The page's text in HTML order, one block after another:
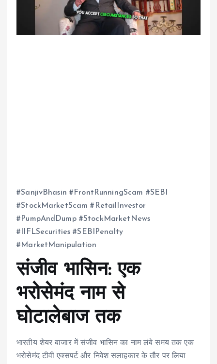
#SanjivBhasin #FrontRunningScam #SEBI
#StockMarketScam #RetailInvestor
#PumpAndDump #StockMarketNews
#IIFLSecurities #SEBIPenalty
#MarketManipulation
संजीव भासिन: एक
भरोसेमंद नाम से
घोटालेबाज तक
भारतीय शेयर बाजार में संजीव भासिन का नाम लंबे समय तक एक
भरोसेमंद टीवी एक्सपर्ट और निवेश सलाहकार के तौर पर लिया